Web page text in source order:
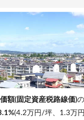
額(固定資産税路線価)
(4.2万円/坪、1.3万